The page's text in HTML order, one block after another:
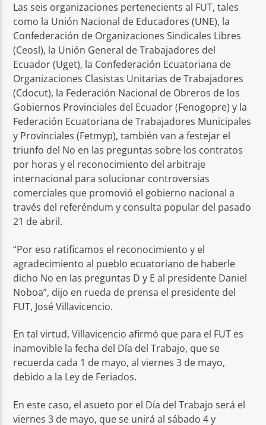
Las seis organizaciones pertenecients al FUT, tales
como la Unión Nacional de Educadores (UNE), la
Confederación de Organizaciones Sindicales Libres
(Ceosl), la Unión General de Trabajadores del
Ecuador (Uget), la Confederación Ecuatoriana de
Organizaciones Clasistas Unitarias de Trabajadores
(Cdocut), la Federación Nacional de Obreros de los
Gobiernos Provinciales del Ecuador (Fenogopre) y la
Federación Ecuatoriana de Trabajadores Municipales
y Provinciales (Fetmyp), también van a festejar el
triunfo del No en las preguntas sobre los contratos
por horas y el reconocimiento del arbitraje
internacional para solucionar controversias
comerciales que promovió el gobierno nacional a
través del referéndum y consulta popular del pasado
21 de abril.
“Por eso ratificamos el reconocimiento y el
agradecimiento al pueblo ecuatoriano de haberle
dicho No en las preguntas D y E al presidente Daniel
Noboa”, dijo en rueda de prensa el presidente del
FUT, José Villavicencio.
En tal virtud, Villavicencio afirmó que para el FUT es
inamovible la fecha del Día del Trabajo, que se
recuerda cada 1 de mayo, al viernes 3 de mayo,
debido a la Ley de Feriados.
En este caso, el asueto por el Día del Trabajo será el
viernes 3 de mayo, que se unirá al sábado 4 y